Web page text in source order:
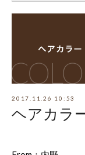
2017.11.26 10:53
ヘアカラ